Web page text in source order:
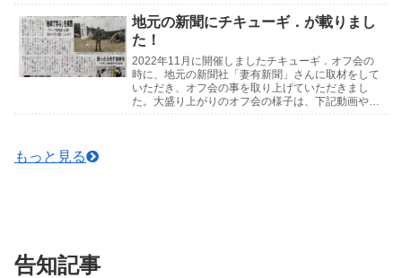
地元の新聞にチキューギ．が載りまし
た！
2022年11月に開催しましたチキューギ．オフ会の
時に、地元の新聞社「妻有新聞」さんに取材をして
いただき、オフ会の事を取り上げていただきまし
た。大盛り上がりのオフ会の様子は、下記動画や写
もっと見る
告知記事